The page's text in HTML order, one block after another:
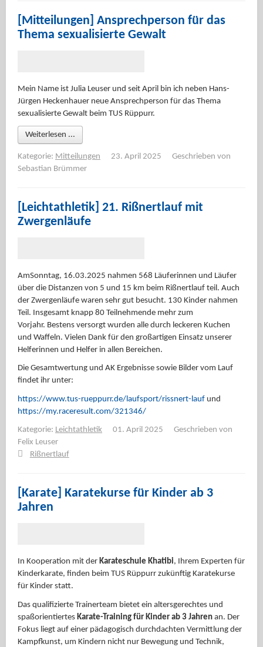
[Mitteilungen] Ansprechperson für das
Thema sexualisierte Gewalt
Mein Name ist Julia Leuser und seit April bin ich neben Hans-
Jürgen Heckenhauer neue Ansprechperson für das Thema
sexualisierte Gewalt beim TUS Rüppurr.
Weiterlesen ...
Kategorie: Mitteilungen 23. April 2025
Geschrieben von
Sebastian Brümmer
[Leichtathletik] 21. Rißnertlauf mit
Zwergenläufe
AmSonntag, 16.03.2025 nahmen 568 Läuferinnen und Läufer
über die Distanzen von 5 und 15 km beim Rißnertlauf teil. Auch
der Zwergenläufe waren sehr gut besucht. 130 Kinder nahmen
Teil. Insgesamt knapp 80 Teilnehmende mehr zum
Vorjahr. Bestens versorgt wurden alle durch leckeren Kuchen
und Waffeln. Vielen Dank für den großartigen Einsatz unserer
Helferinnen und Helfer in allen Bereichen.
Die Gesamtwertung und AK Ergebnisse sowie Bilder vom Lauf
findet ihr unter:
https://www.tus-rueppurr.de/laufsport/rissnert-lauf und
https://my.raceresult.com/321346/
Kategorie: Leichtathletik 01. April 2025
Geschrieben von
Felix Leuser
Rißnertlauf
[Karate] Karatekurse für Kinder ab 3
Jahren
In Kooperation mit der Karateschule Khatibi, Ihrem Experten für
Kinderkarate, finden beim TUS Rüppurr zukünftig Karatekurse
für Kinder statt.
Das qualifizierte Trainerteam bietet ein altersgerechtes und
spaßorientiertes Karate-Training für Kinder ab 3 Jahren an. Der
Fokus liegt auf einer pädagogisch durchdachten Vermittlung der
Kampfkunst, um Kindern nicht nur Bewegung und Technik,